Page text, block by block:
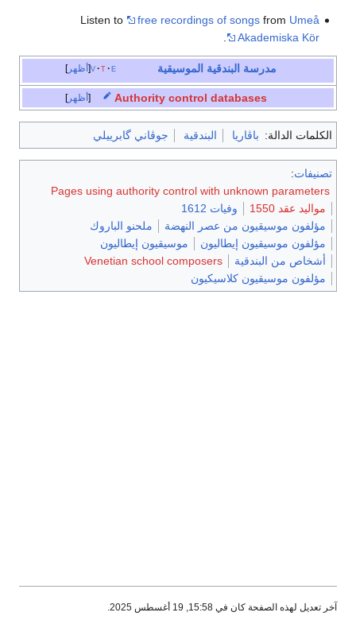
Listen to free recordings of songsfrom Umeå
Akademiska Kör
أظهر v t e مدرسة البندقية الموسيقية
أظهر Authority control databases
الكلمات الدالة: باڤاريا البندقية جوڤاني گابرييلي
تصنيفات:
Pages using authority control with unknown parameters
مواليد عقد 1550
وفيات 1612
مؤلفون موسيقيون من عصر النهضة
ملحنو الباروك
مؤلفون موسيقيون إيطاليون
موسيقيون إيطاليون
أشخاص من البندقية
Venetian school composers
مؤلفون موسيقيون كلاسيكيون
آخر تعديل لهذه الصفحة كان في 15:58, 19 أغسطس 2025.